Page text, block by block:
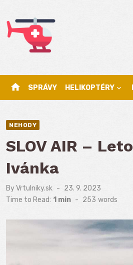
home SPRÁVY HELIKOPTÉRY
NEHODY
SLOV AIR –
Ivánka
ByVrtulniky.sk
Posted
on
23. 9. 2023
Time to Read: 1 min - 253 words